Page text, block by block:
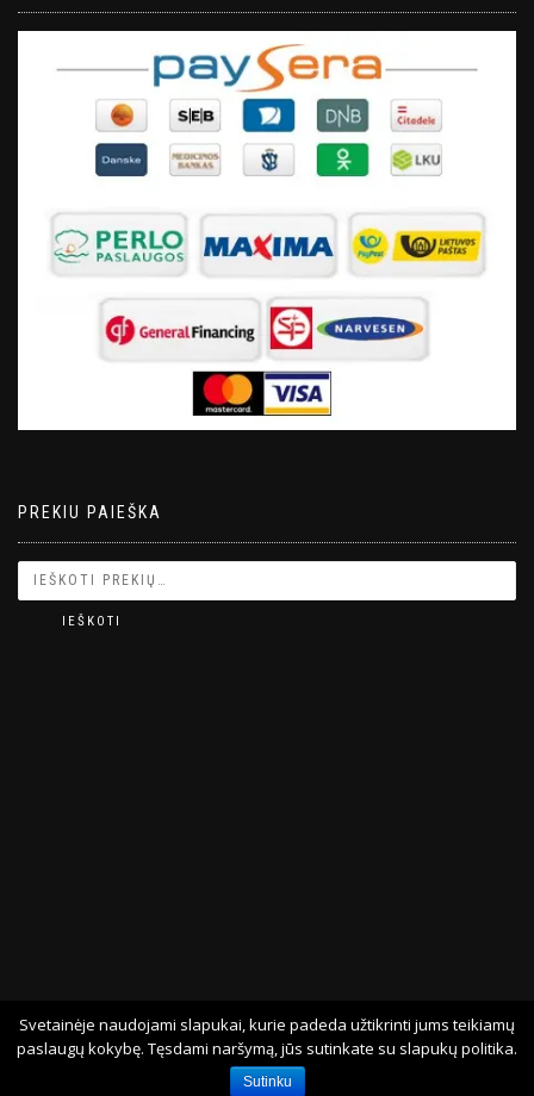
PREKIU PAIEŠKA
IEŠKOTI
© 2026 EGUSO.LT
Svetainėje naudojami slapukai, kurie padeda užtikrinti jums teikiamų
paslaugų kokybę. Tęsdami naršymą, jūs sutinkate su slapukų politika.
Sutinku